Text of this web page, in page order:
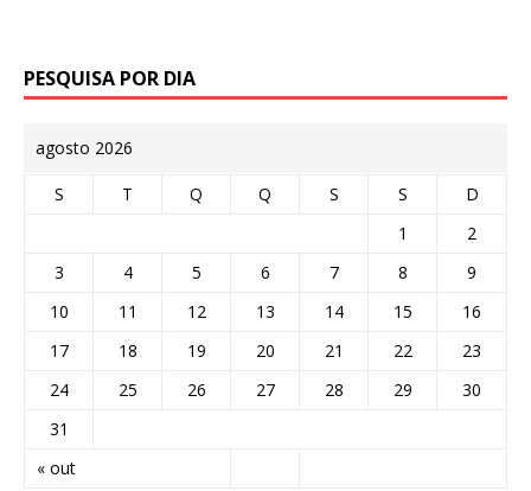
PESQUISA POR DIA
agosto 2026
S T Q Q S S D
« out
1
2
3
4 5 6 7 8
9
10
11 12 13 14 15
16
17
18 19 20 21 22
23
24
25 26 27 28 29
30
31